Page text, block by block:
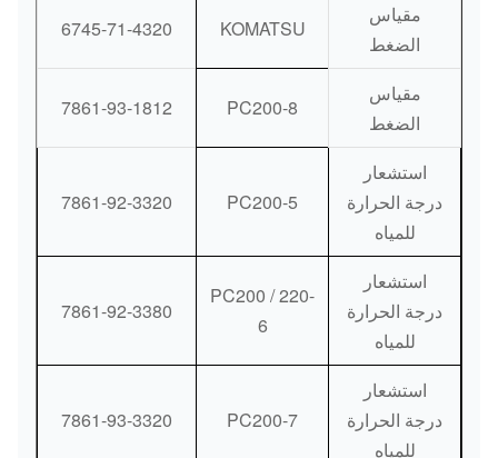
مقياس
الضغط
KOMATSU
6745-71-4320
مقياس
الضغط
PC200-8
7861-93-1812
استشعار
درجة الحرارة
للمياه
PC200-5
7861-92-3320
استشعار
درجة الحرارة
للمياه
PC200 / 220-
6
7861-92-3380
استشعار
درجة الحرارة
للمياه
PC200-7
7861-93-3320